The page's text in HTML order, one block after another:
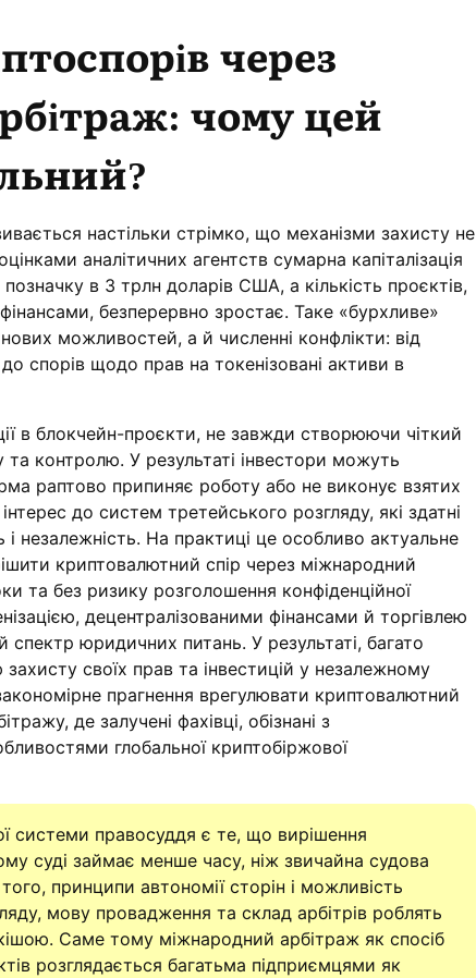
через
чому цей
настільки стрімко, що механізми захисту не
аналітичних агентств сумарна капіталізація
в 3 трлн доларів США, а кількість проєктів,
безперервно зростає. Таке «бурхливе»
можливостей, а й численні конфлікти: від
спорів щодо прав на токенізовані активи в
в блокчейн-проєкти, не завжди створюючи чіткий
контролю. У результаті інвестори можуть
раптово припиняє роботу або не виконує взятих
до систем третейського розгляду, які здатні
і незалежність. На практиці це особливо актуальне
криптовалютний спір через міжнародний
та без ризику розголошення конфіденційної
децентралізованими фінансами й торгівлею
юридичних питань. У результаті, багато
своїх прав та інвестицій у незалежному
прагнення врегулювати криптовалютний
де залучені фахівці, обізнані з
глобальної криптобіржової
системи правосуддя є те, що вирішення
суді займає менше часу, ніж звичайна судова
принципи автономії сторін і можливість
мову провадження та склад арбітрів роблять
Саме тому міжнародний арбітраж як спосіб
розглядається багатьма підприємцями як